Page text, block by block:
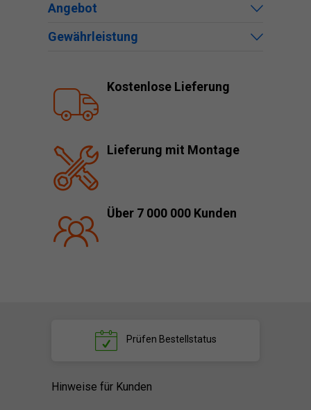
Angebot
Gewährleistung
Kostenlose Lieferung
Lieferung mit Montage
Über 7 000 000 Kunden
Prüfen Bestellstatus
Hinweise für Kunden